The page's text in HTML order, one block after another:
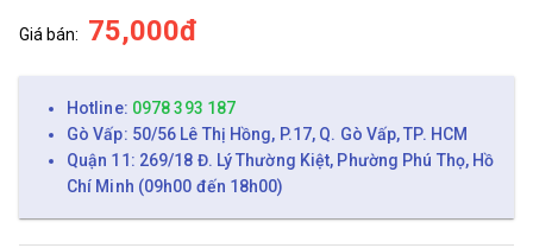
Giá bán: 75,000đ
Hotline: 0978 393 187
Gò Vấp: 50/56 Lê Thị Hồng, P.17, Q. Gò Vấp, TP. HCM
Quận 11: 269/18 Đ. Lý Thường Kiệt, Phường Phú Thọ, Hồ
Chí Minh (09h00 đến 18h00)